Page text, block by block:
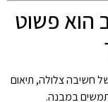
הוא פשוט
של חשיבה צלולה, תיאום
במבנה.